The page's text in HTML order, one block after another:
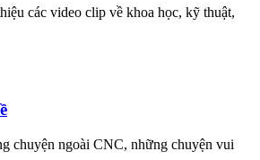
các video clip về khoa học, kỹ thuật,
chuyện ngoài CNC, những chuyện vui